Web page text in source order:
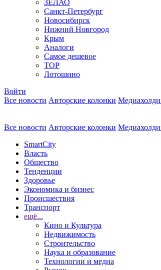
ЗЕЛАО
Санкт-Петербург
Новосибирск
Нижний Новгород
Крым
Аналоги
Самое дешевое
TOP
Лотошино
Войти
Все новости Авторские колонки
Все новости Авторские колонки
SmartCity
Власть
Общество
Тенденции
Здоровье
Экономика и бизнес
Происшествия
Транспорт
ещё...
Кино и Культура
Недвижимость
Строительство
Наука и образование
Технологии и медиа